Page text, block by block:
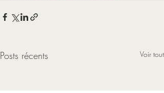
Posts récents Voir tout